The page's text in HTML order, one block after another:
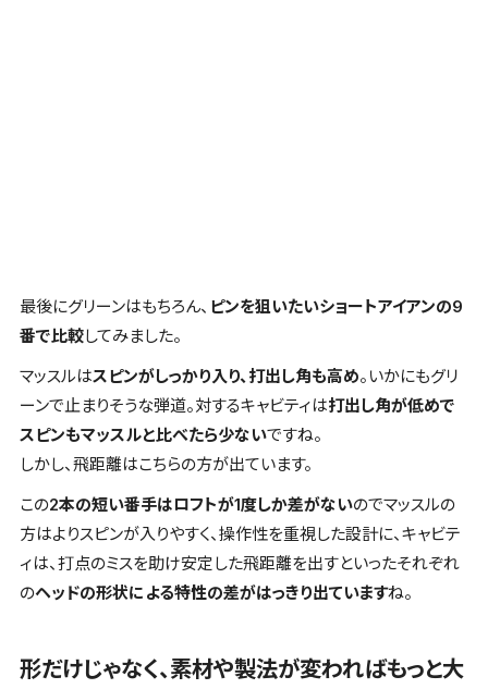
最後にグリーンはもちろん、 ピンを狙いたいショートアイアンの9
番で比較してみました。
マッスルはスピンがしっかり入り、打出し角も高め。いかにもグリ
ーンで止まりそうな弾道。対するキャビティは打出し角が低めで
スピンもマッスルと比べたら少ないですね。
しかし、飛距離はこちらの方が出ています。
この2本の短い番手はロフトが1度しか差がないのでマッスルの
方はよりスピンが入りやすく、操作性を重視した設計に、キャビテ
ィは、打点のミスを助け安定した飛距離を出すといったそれぞれ
のヘッドの形状による特性の差がはっきり出ていますね。
形だけじゃなく、素材や製法が変わればもっと大